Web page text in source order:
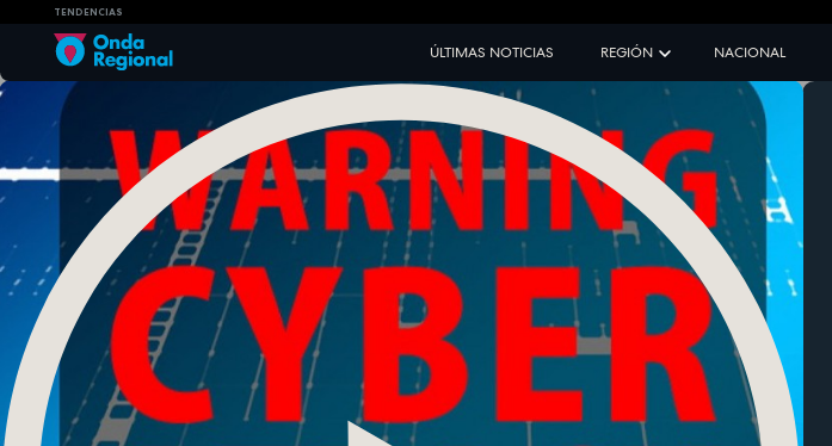
TENDENCIAS
ÚLTIMAS NOTICIAS REGIÓN NACIONAL